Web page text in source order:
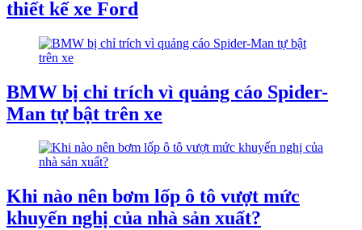
thiết kế xe Ford
BMW bị chỉ trích vì quảng cáo Spider-
Man tự bật trên xe
Khi nào nên bơm lốp ô tô vượt mức
khuyến nghị của nhà sản xuất?